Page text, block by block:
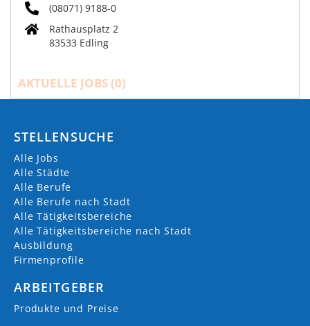
(08071) 9188-0
Rathausplatz 2
83533 Edling
AKTUELLE JOBS (0)
STELLENSUCHE
Alle Jobs
Alle Städte
Alle Berufe
Alle Berufe nach Stadt
Alle Tätigkeitsbereiche
Alle Tätigkeitsbereiche nach Stadt
Ausbildung
Firmenprofile
ARBEITGEBER
Produkte und Preise